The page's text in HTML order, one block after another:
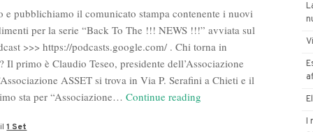
e pubblichiamo il comunicato stampa contenente i nuovi
per la serie “Back To The !!! NEWS !!!” avviata sul
>>> https://podcasts.google.com/ . Chi torna in
Il primo è Claudio Teseo, presidente dell’Associazione
ASSET si trova in Via P. Serafini a Chieti e il
sta per “Associazione…Continue reading
il1 Set
I